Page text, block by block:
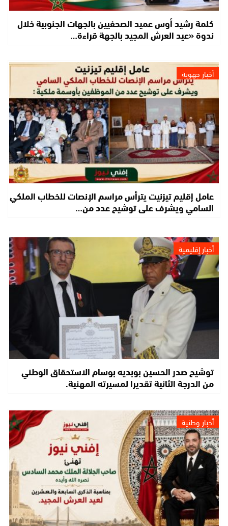
كلمة رشيد أوس عميد الصحفيين بالجهات الجنوبية خلال
ندوة «عيد العرش المجيد بالجهة قراءة…
أخبار جهوية
عامل إقليم تيزنيت يترأس مراسم الإنصات للخطاب الملكي
السامي ويشرف على توشيح عدد من…
أخبار إقليمية
توشيح صدر الحسين بوبديه بوسام الاستحقاق الوطني
من الدرجة الثانية تقديرا لمسيرته المهنية.
أخبار وطنية